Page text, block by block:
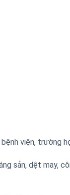
viện, trường
sản, dệt may,